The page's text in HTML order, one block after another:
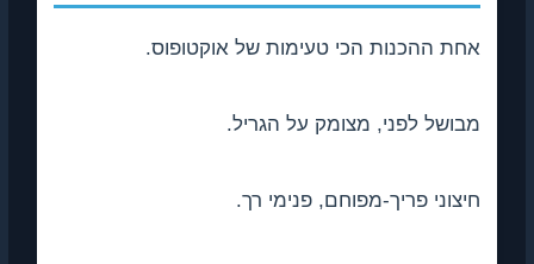
אחת ההכנות הכי טעימות של אוקטופוס.
מבושל לפני, מצומק על הגריל.
חיצוני פריך-מפוחם, פנימי רך.